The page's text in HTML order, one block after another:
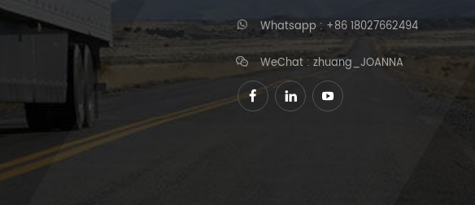
Whatsapp : +86 18027662494
WeChat : zhuang_JOANNA